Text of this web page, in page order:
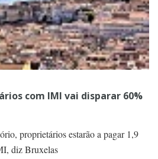
com IMI vai disparar 60%
proprietários estarão a pagar 1,9
diz Bruxelas